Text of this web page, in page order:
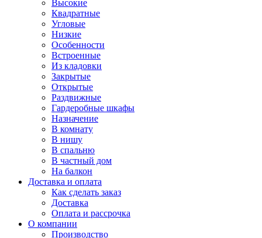
Высокие
Квадратные
Угловые
Низкие
Особенности
Встроенные
Из кладовки
Закрытые
Открытые
Раздвижные
Гардеробные шкафы
Назначение
В комнату
В нишу
В спальню
В частный дом
На балкон
Доставка и оплата
Как сделать заказ
Доставка
Оплата и рассрочка
О компании
Производство